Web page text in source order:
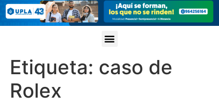
Etiqueta: caso de
Rolex